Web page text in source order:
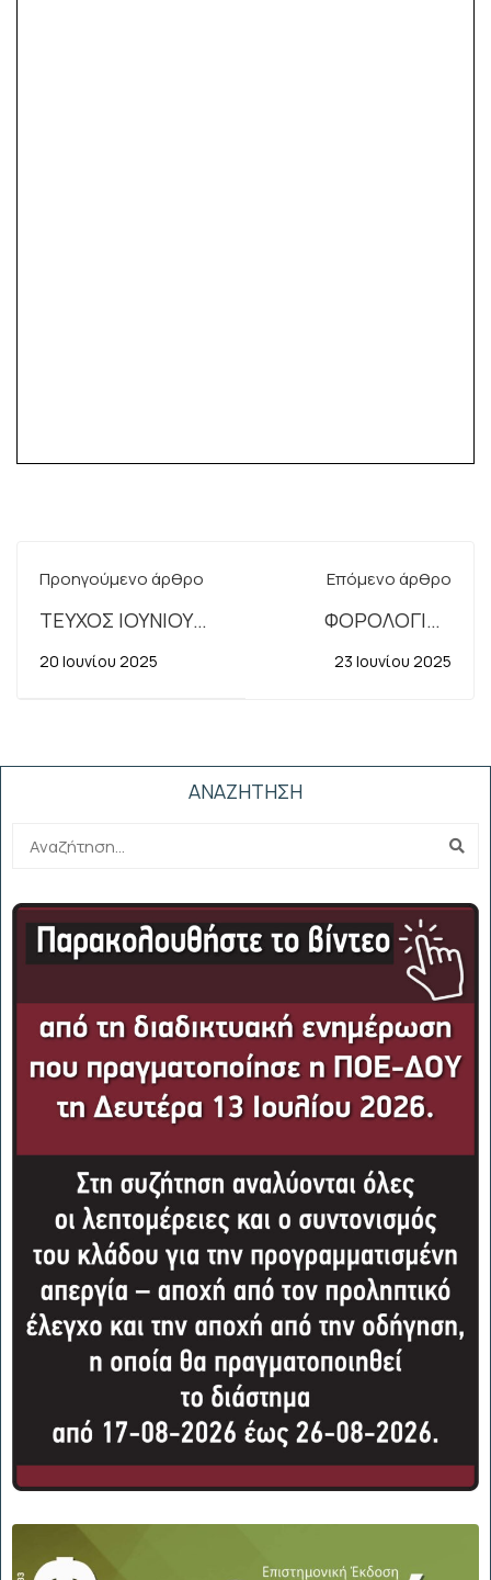
Προηγούμενο άρθρο
ΤΕΥΧΟΣ ΙΟΥΝΙΟΥ
2025
20 Ιουνίου 2025
Επόμενο άρθρο
ΦΟΡΟΛΟΓΙΚΗ
ΙΣΟΤΗΤΑ ΚΑΙ
23 Ιουνίου 2025
ΑΝΑΖΗΤΗΣΗ